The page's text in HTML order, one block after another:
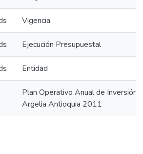
Vigencia
Ejecución Presupuestal
Entidad
Plan Operativo Anual de
Argelia Antioquia 2011